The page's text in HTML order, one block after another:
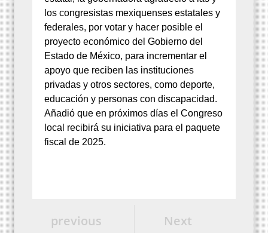
los congresistas mexiquenses estatales y
federales, por votar y hacer posible el
proyecto económico del Gobierno del
Estado de México, para incrementar el
apoyo que reciben las instituciones
privadas y otros sectores, como deporte,
educación y personas con discapacidad.
Añadió que en próximos días el Congreso
local recibirá su iniciativa para el paquete
fiscal de 2025.
Next
previous